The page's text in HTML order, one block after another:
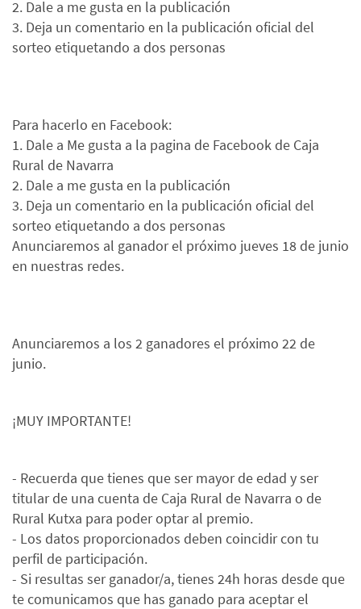
2. Dale a me gusta en la publicación
3. Deja un comentario en la publicación oficial del
sorteo etiquetando a dos personas
Para hacerlo en Facebook:
1. Dale a Me gusta a la pagina de Facebook de Caja
Rural de Navarra
2. Dale a me gusta en la publicación
3. Deja un comentario en la publicación oficial del
sorteo etiquetando a dos personas
Anunciaremos al ganador el próximo jueves 18 de junio
en nuestras redes.
Anunciaremos a los 2 ganadores el próximo 22 de
junio.
¡MUY IMPORTANTE!
- Recuerda que tienes que ser mayor de edad y ser
titular de una cuenta de Caja Rural de Navarra o de
Rural Kutxa para poder optar al premio.
- Los datos proporcionados deben coincidir con tu
perfil de participación.
- Si resultas ser ganador/a, tienes 24h horas desde que
te comunicamos que has ganado para aceptar el